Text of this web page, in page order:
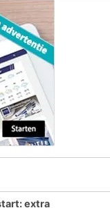
extra